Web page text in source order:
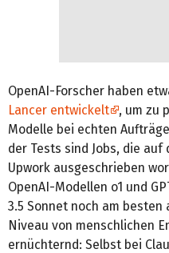
OpenAI-Forscher haben
Lancer entwickelt
, um zu
Modelle bei echten
der Tests sind Jobs, die
Upwork ausgeschrieben
OpenAI-Modellen o1 und
3.5 Sonnet noch am
Niveau von menschlichen
ernüchternd: Selbst bei